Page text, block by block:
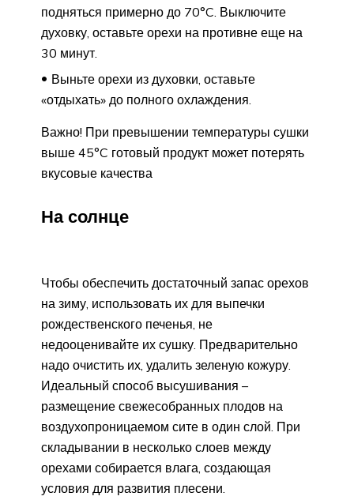
подняться примерно до 70°C. Выключите
духовку, оставьте орехи на противне еще на
30 минут.
Выньте орехи из духовки, оставьте
«отдыхать» до полного охлаждения.
Важно! При превышении температуры сушки
выше 45°C готовый продукт может потерять
вкусовые качества
На солнце
Чтобы обеспечить достаточный запас орехов
на зиму, использовать их для выпечки
рождественского печенья, не
недооценивайте их сушку. Предварительно
надо очистить их, удалить зеленую кожуру.
Идеальный способ высушивания –
размещение свежесобранных плодов на
воздухопроницаемом сите в один слой. При
складывании в несколько слоев между
орехами собирается влага, создающая
условия для развития плесени.